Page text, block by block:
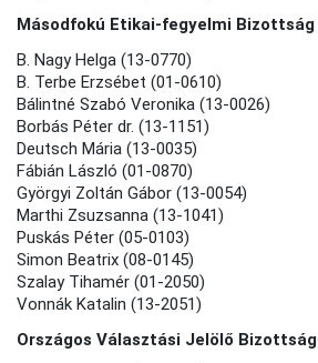
Másodfokú Etikai-fegyelmi Bizottság
B. Nagy Helga (13-0770)
B. Terbe Erzsébet (01-0610)
Bálintné Szabó Veronika (13-0026)
Borbás Péter dr. (13-1151)
Deutsch Mária (13-0035)
Fábián László (01-0870)
Györgyi Zoltán Gábor (13-0054)
Marthi Zsuzsanna (13-1041)
Puskás Péter (05-0103)
Simon Beatrix (08-0145)
Szalay Tihamér (01-2050)
Vonnák Katalin (13-2051)
Országos Választási Jelölő Bizottság